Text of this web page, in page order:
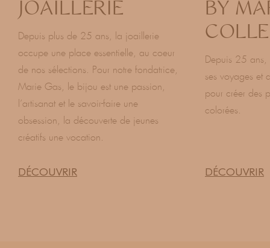
JOAILLERIE
Depuis plus de 25 ans, la joaillerie
occupe une place essentielle, au coeur
de nos sélections. Pour notre fondatrice,
Marie Gas, le bijou est une passion,
l’artisanat et le savoir-faire une
obsession, la découverte de jeunes
créatifs une vocation.
DÉCOUVRIR
BY
Depuis 25
ses voyages et
pour créer des
colorées.
DÉCOUVRIR